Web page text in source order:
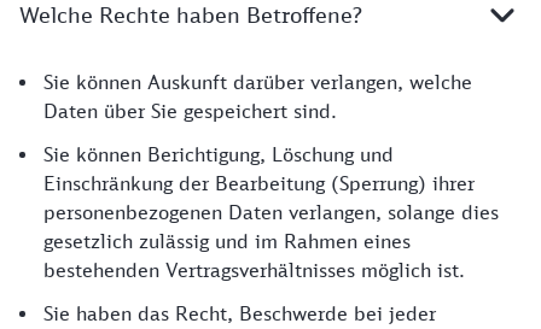
Welche Rechte haben Betroffene?
Rechte der Betroffenen
Sie können Auskunft darüber verlangen, welche
Daten über Sie gespeichert sind.
Sie können Berichtigung, Löschung und
Einschränkung der Bearbeitung (Sperrung) ihrer
personenbezogenen Daten verlangen, solange dies
gesetzlich zulässig und im Rahmen eines
bestehenden Vertragsverhältnisses möglich ist.
Sie haben das Recht, Beschwerde bei jeder